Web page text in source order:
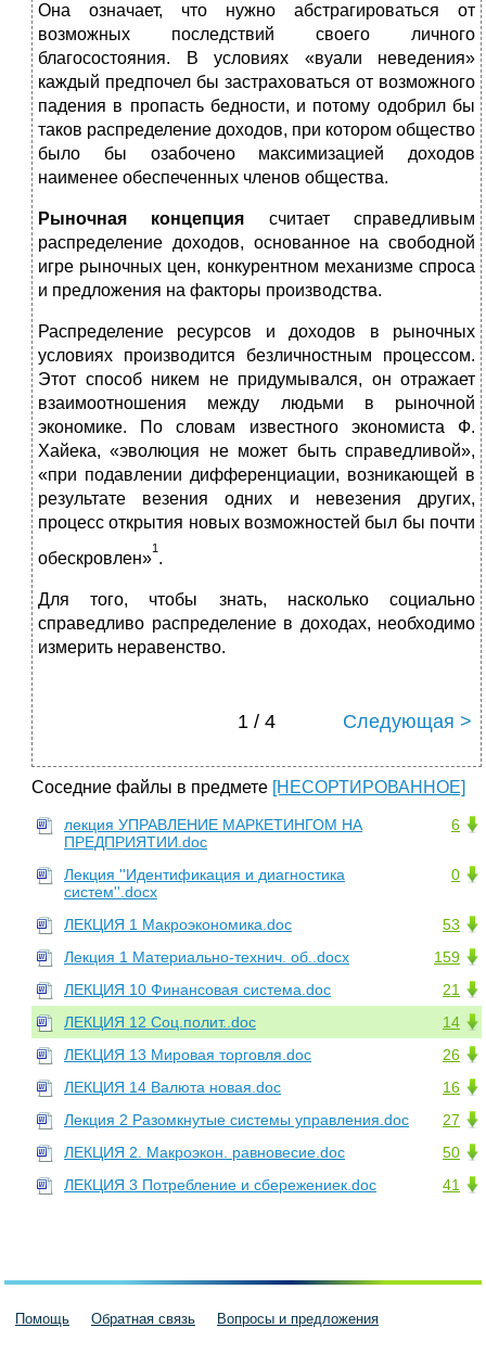
Она означает, что нужно абстрагироваться от
возможных последствий своего личного
благосостояния. В условиях «вуали неведения»
каждый предпочел бы застраховаться от возможного
падения в пропасть бедности, и потому одобрил бы
таков распределение доходов, при котором общество
было бы озабочено максимизацией доходов
наименее обеспеченных членов общества.
Рыночная концепция считает справедливым
распределение доходов, основанное на свободной
игре рыночных цен, конкурентном механизме спроса
и предложения на факторы производства.
Распределение ресурсов и доходов в рыночных
условиях производится безличностным процессом.
Этот способ никем не придумывался, он отражает
взаимоотношения между людьми в рыночной
экономике. По словам известного экономиста Ф.
Хайека, «эволюция не может быть справедливой»,
«при подавлении дифференциации, возникающей в
результате везения одних и невезения других,
процесс открытия новых возможностей был бы почти
обескровлен»
1
.
Для того, чтобы знать, насколько социально
справедливо распределение в доходах, необходимо
измерить неравенство.
1 / 4 Следующая >
Соседние файлы в предмете [НЕСОРТИРОВАННОЕ]
6
лекция УПРАВЛЕНИЕ МАРКЕТИНГОМ НА
ПРЕДПРИЯТИИ.doc
0
Лекция ''Идентификация и диагностика
систем''.docx
53
ЛЕКЦИЯ 1 Макроэкономика.doc
159
Лекция 1 Материально-технич. об..docx
21
ЛЕКЦИЯ 10 Финансовая система.doc
14
ЛЕКЦИЯ 12 Соц.полит..doc
26
ЛЕКЦИЯ 13 Мировая торговля.doc
16
ЛЕКЦИЯ 14 Валюта новая.doc
27
Лекция 2 Разомкнутые системы управления.doc
50
ЛЕКЦИЯ 2. Макроэкон. равновесие.doc
41
ЛЕКЦИЯ 3 Потребление и сбережениек.doc
Помощь Обратная связь Вопросы и предложения